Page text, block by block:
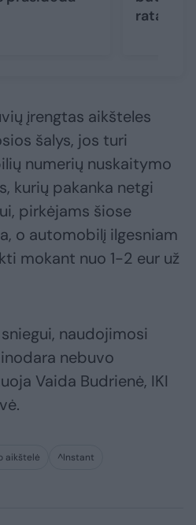
ratas
įrengtas aikšteles
šalys, jos turi
numerių nuskaitymo
kurių pakanka netgi
pirkėjams šiose
o automobilį ilgesniam
mokant nuo 1-2 eur už
naudojimosi
nebuvo
Vaida Budrienė, IKI
aikštelė
^Instant